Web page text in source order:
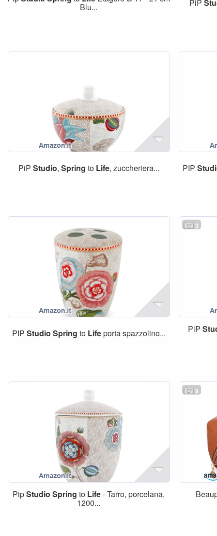
Blu... PiP
PiP Studio, Spring to Life, zuccheriera... PIP
PIP Studio Spring to Lifeporta spazzolino...
3
PiP
PipStudio Spring to Life- Tarro, porcelana,
1200...
9